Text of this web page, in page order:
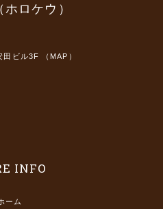
ロケウ）
田ビル3F （ MAP ）
INFO
ーム